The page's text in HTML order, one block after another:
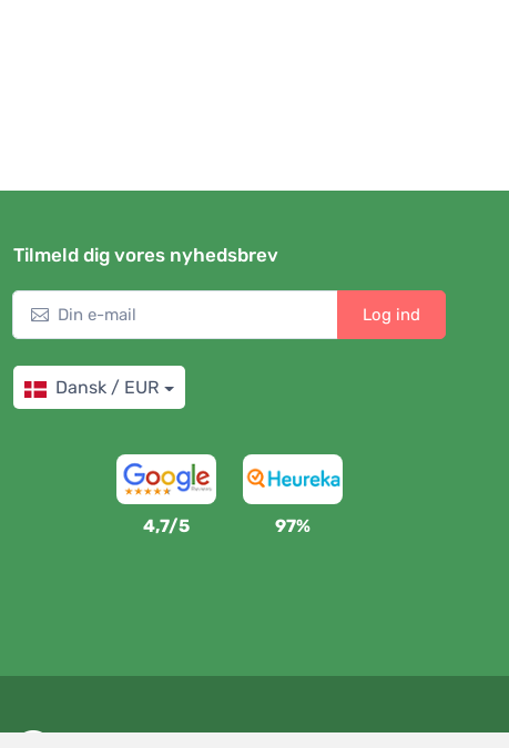
Tilmeld dig vores nyhedsbrev
Log ind
Dansk / EUR
4,7/5 97%